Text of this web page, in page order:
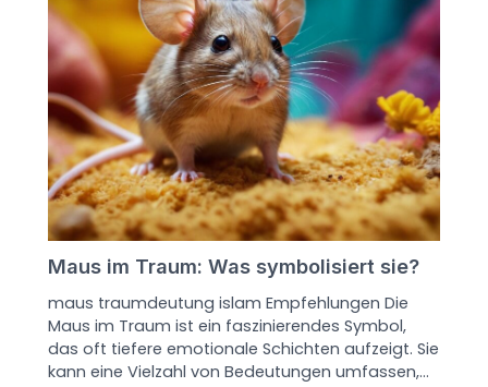
Maus im Traum: Was symbolisiert sie?
maus traumdeutung islam Empfehlungen Die
Maus im Traum ist ein faszinierendes Symbol,
das oft tiefere emotionale Schichten aufzeigt. Sie
kann eine Vielzahl von Bedeutungen umfassen,…